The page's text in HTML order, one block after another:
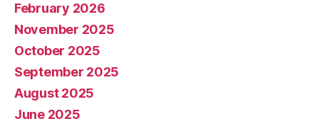
February 2026
November 2025
October 2025
September 2025
August 2025
June 2025